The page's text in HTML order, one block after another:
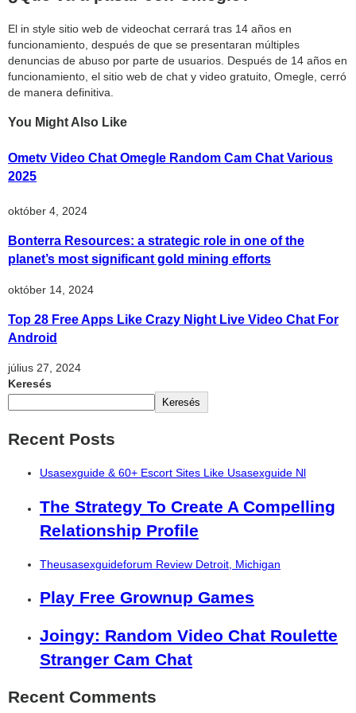
El in style sitio web de videochat cerrará tras 14 años en
funcionamiento, después de que se presentaran múltiples
denuncias de abuso por parte de usuarios. Después de 14 años en
funcionamiento, el sitio web de chat y video gratuito, Omegle, cerró
de manera definitiva.
You Might Also Like
Ometv Video Chat Omegle Random Cam Chat Various
2025
október 4, 2024
Bonterra Resources: a strategic role in one of the
planet’s most significant gold mining efforts
október 14, 2024
Top 28 Free Apps Like Crazy Night Live Video Chat For
Android
július 27, 2024
Keresés
Keresés
Recent Posts
Usasexguide & 60+ Escort Sites Like Usasexguide Nl
The Strategy To Create A Compelling
Relationship Profile
Theusasexguideforum Review Detroit, Michigan
Play Free Grownup Games
Joingy: Random Video Chat Roulette
Stranger Cam Chat
Recent Comments